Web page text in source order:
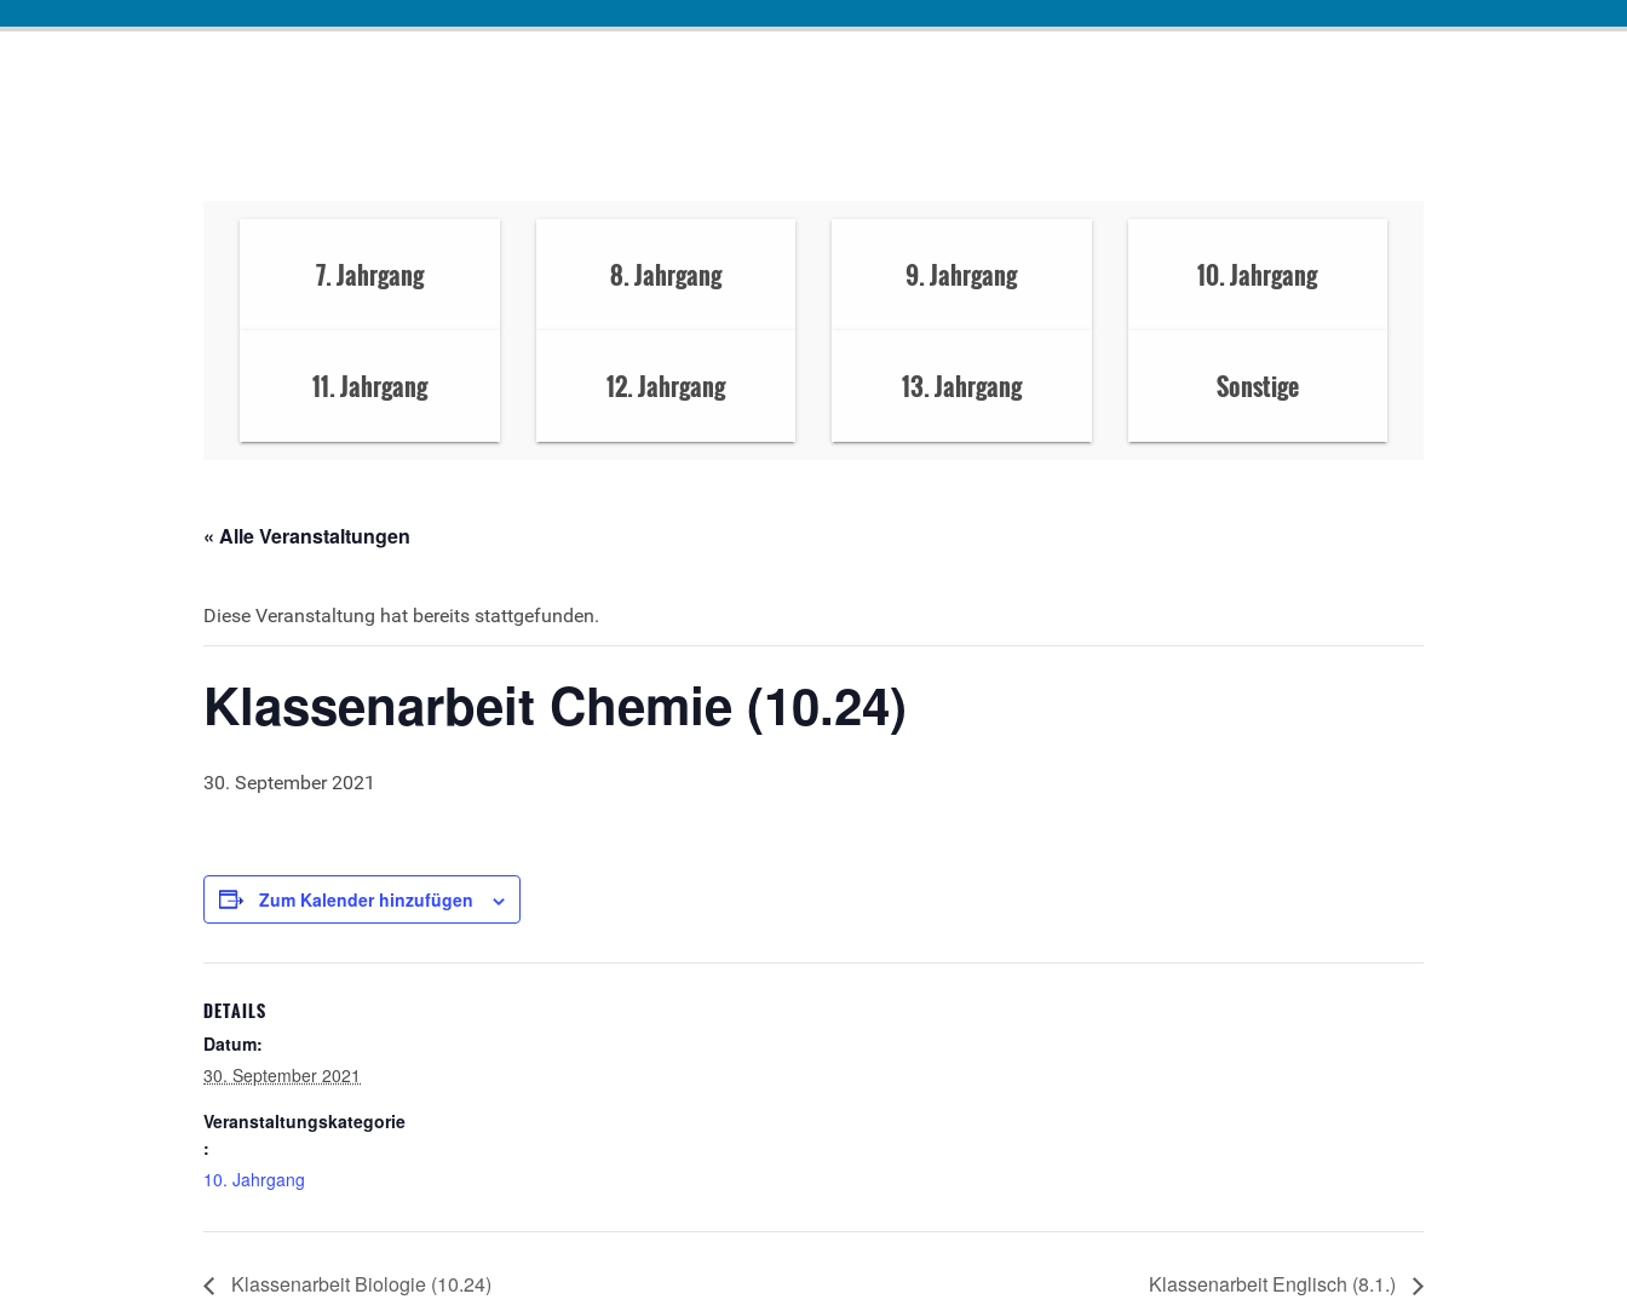
7. Jahrgang 8. Jahrgang 9. Jahrgang 10. Jahrgang
11. Jahrgang 12. Jahrgang 13. Jahrgang Sonstige
« Alle Veranstaltungen
Diese Veranstaltung hat bereits stattgefunden.
Klassenarbeit Chemie (10.24)
30. September 2021
Zum Kalender hinzufügen
DETAILS
Datum:
30. September 2021
Veranstaltungskategorie
:
10. Jahrgang
Klassenarbeit Biologie (10.24) Klassenarbeit Englisch (8.1.)